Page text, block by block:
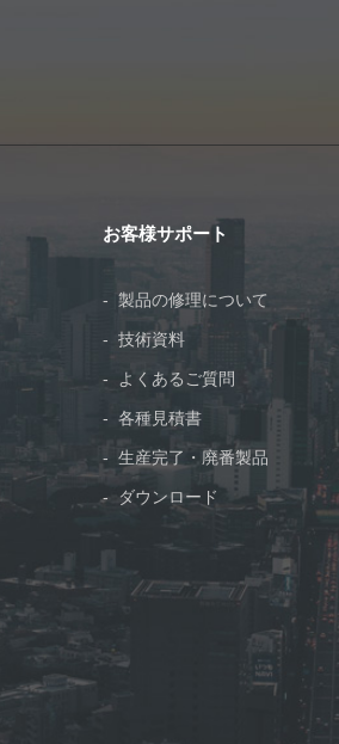
お客様サポート
製品の修理について
技術資料
よくあるご質問
各種見積書
生産完了・廃番製品
ダウンロード